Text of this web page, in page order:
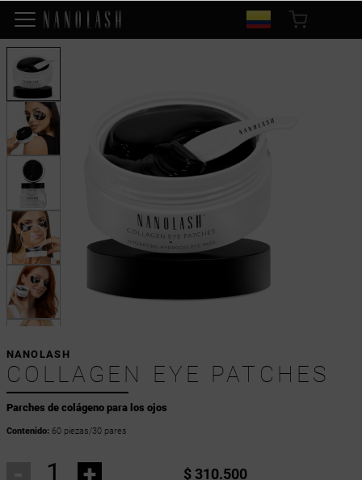
Parches de colágeno para los ojos
NANOLASH
COLLAGEN EYE PATCHES
Contenido:60 piezas/30 pares
+ $ 310.500